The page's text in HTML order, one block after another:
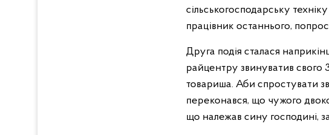
сільськогосподарську
працівник останнього,
Друга подія сталася
райцентру звинуватив свого
товариша. Аби спростувати
переконався, що чужого
що належав сину господині,